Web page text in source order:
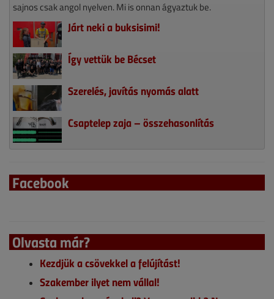
sajnos csak angol nyelven. Mi is onnan ágyaztuk be.
Járt neki a buksisimi!
Így vettük be Bécset
Szerelés, javítás nyomás alatt
Csaptelep zaja – összehasonlítás
Facebook
Olvasta már?
Kezdjük a csövekkel a felújítást!
Szakember ilyet nem vállal!